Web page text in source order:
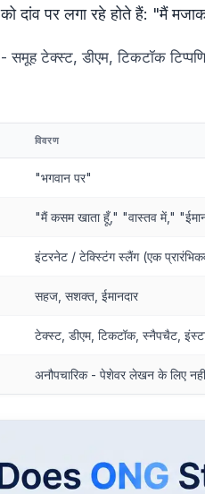
दांव पर लगा रहे होते हैं: "मैं
टेक्स्ट, डीएम, टिकटॉक
विवरण
"भगवान पर"
"मैं कसम खाता हूँ," "वास्तव में,"
इंटरनेट / टेक्स्टिंग स्लैंग (एक
सहज, सशक्त, ईमानदार
टेक्स्ट, डीएम, टिकटॉक, स्नैपचैट,
अनौपचारिक - पेशेवर लेखन के लिए नहीं